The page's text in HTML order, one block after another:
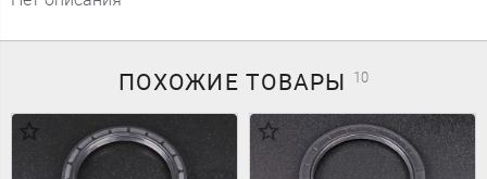
ПОХОЖИЕТОВАРЫ 10